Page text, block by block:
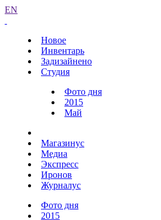
EN
Новое
Инвентарь
Задизайнено
Студия
Фото дня
2015
Май
Магазинус
Медиа
Экспресс
Иронов
Журналус
Фото дня
2015